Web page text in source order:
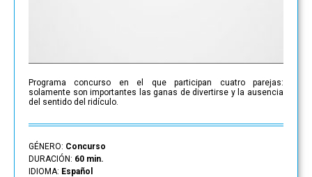
Programa concurso en el que participan cuatro parejas:
solamente son importantes las ganas de divertirse y la ausencia
del sentido del ridículo.
GÉNERO: Concurso
DURACIÓN: 60 min.
IDIOMA: Español